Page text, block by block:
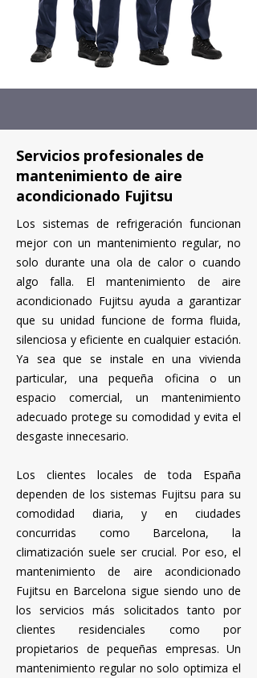
Servicios profesionales de
mantenimiento de aire
acondicionado Fujitsu
Los sistemas de refrigeración funcionan
mejor con un mantenimiento regular, no
solo durante una ola de calor o cuando
algo falla. El mantenimiento de aire
acondicionado Fujitsu ayuda a garantizar
que su unidad funcione de forma fluida,
silenciosa y eficiente en cualquier estación.
Ya sea que se instale en una vivienda
particular, una pequeña oficina o un
espacio comercial, un mantenimiento
adecuado protege su comodidad y evita el
desgaste innecesario.​
Los clientes locales de toda España
dependen de los sistemas Fujitsu para su
comodidad diaria, y en ciudades
concurridas como Barcelona, ​​la
climatización suele ser crucial. Por eso, el
mantenimiento de aire acondicionado
Fujitsu en Barcelona sigue siendo uno de
los servicios más solicitados tanto por
clientes residenciales como por
propietarios de pequeñas empresas. Un
mantenimiento regular no solo optimiza el